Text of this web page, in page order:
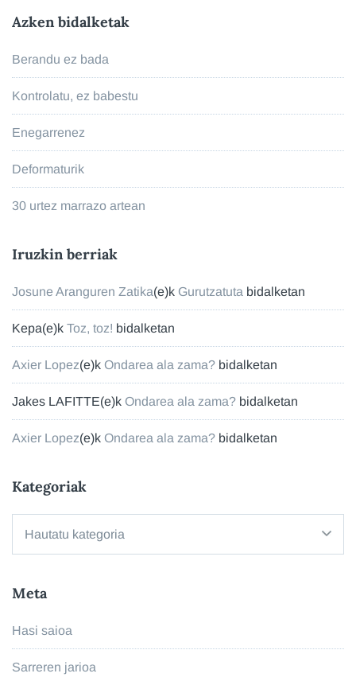
Azken bidalketak
Berandu ez bada
Kontrolatu, ez babestu
Enegarrenez
Deformaturik
30 urtez marrazo artean
Iruzkin berriak
Josune Aranguren Zatika(e)k Gurutzatuta bidalketan
Kepa(e)k Toz, toz! bidalketan
Axier Lopez(e)k Ondarea ala zama? bidalketan
Jakes LAFITTE(e)k Ondarea ala zama? bidalketan
Axier Lopez(e)k Ondarea ala zama? bidalketan
Kategoriak
Meta
Hasi saioa
Sarreren jarioa